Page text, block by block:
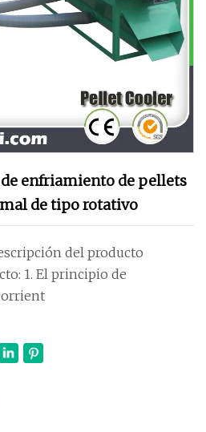
enfriamiento de pellets
de tipo rotativo
del producto
1. El principio de